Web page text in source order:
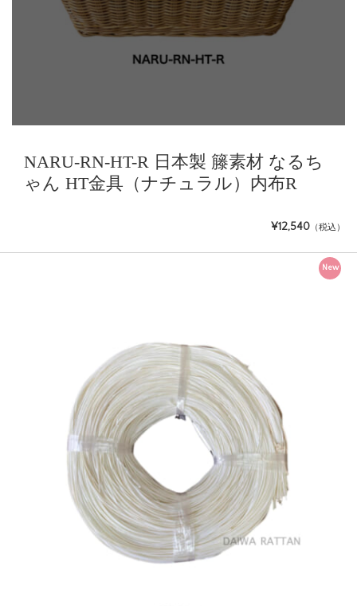
NARU-RN-HT-R 日本製 籐素材 なるち
ゃん HT金具（ナチュラル）内布R
¥12,540 （税込）
New